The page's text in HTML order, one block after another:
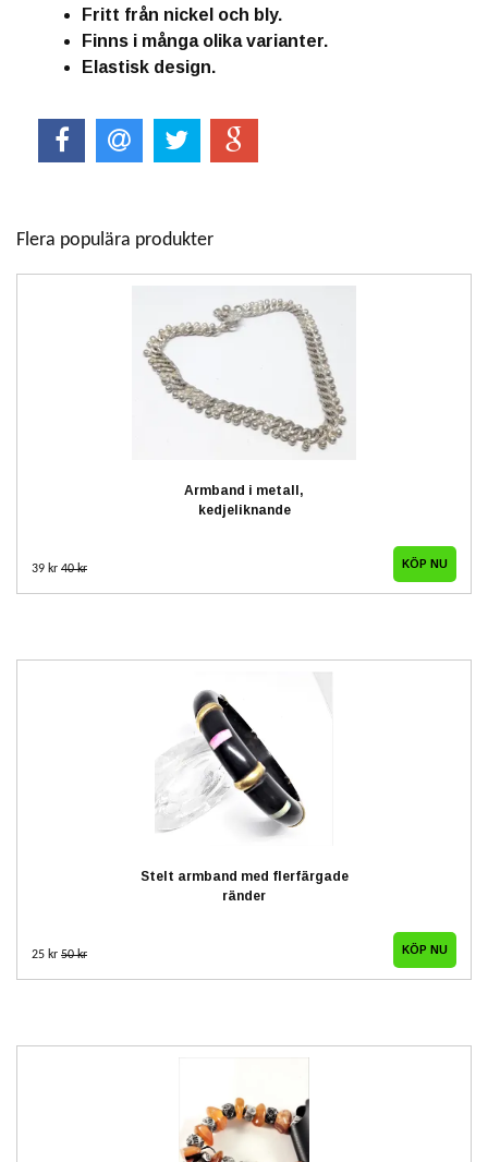
Fritt från nickel och bly.
Finns i många olika varianter.
Elastisk design.
Flera populära produkter
Armband i metall,
kedjeliknande
39 kr 40 kr
Stelt armband med flerfärgade
ränder
25 kr 50 kr